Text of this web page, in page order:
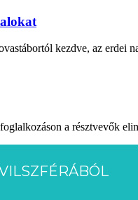
kezdve, az erdei
a résztvevők